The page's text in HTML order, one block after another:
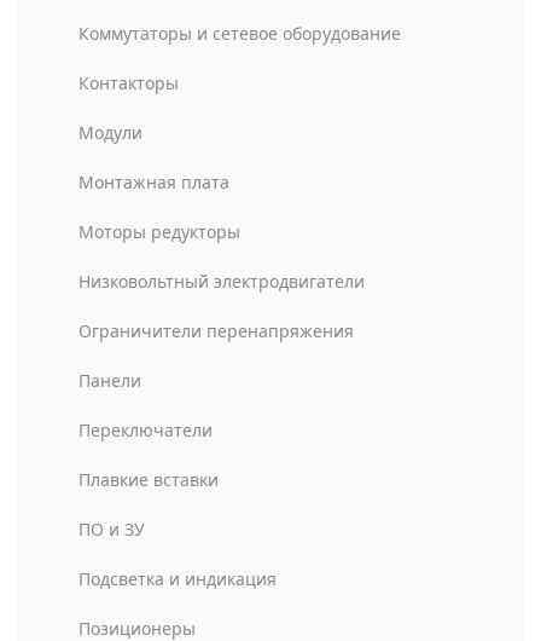
Коммутаторы и сетевое оборудование
Контакторы
Модули
Монтажная плата
Моторы редукторы
Низковольтный электродвигатели
Ограничители перенапряжения
Панели
Переключатели
Плавкие вставки
ПО и ЗУ
Подсветка и индикация
Позиционеры